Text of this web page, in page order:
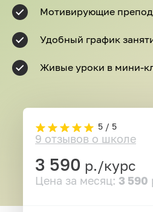
Мотивирующие
Удобный график
Живые уроки в мини-
5 / 5
9 отзывов о школе
3 590 р./курс
Цена за месяц: 3 590